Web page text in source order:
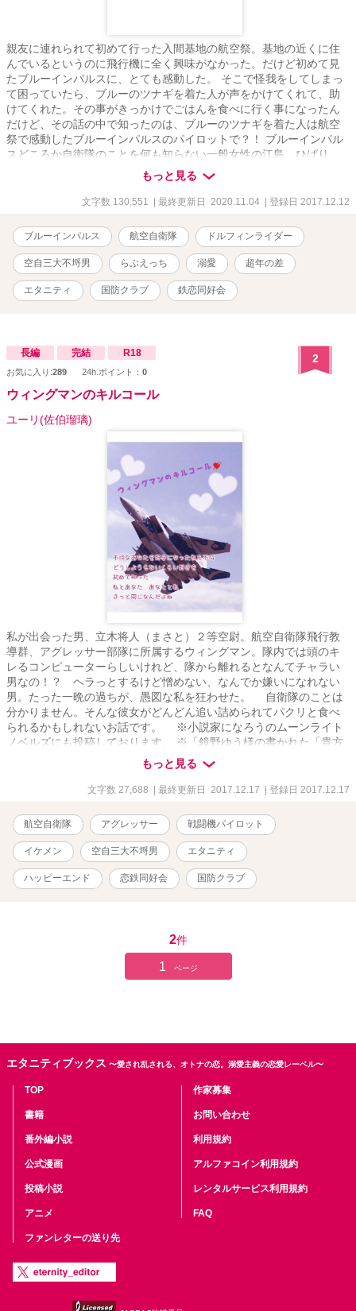
親友に連れられて初めて行った入間基地の航空祭。基地の近くに住
んでいるというのに飛行機に全く興味がなかった。だけど初めて見
たブルーインパルスに、とても感動した。 そこで怪我をしてしまっ
て困っていたら、ブルーのツナギを着た人が声をかけてくれて、助
けてくれた。その事がきっかけでごはんを食べに行く事になったん
だけど、その話の中で知ったのは、ブルーのツナギを着た人は航空
祭で感動したブルーインパルスのパイロットで？！ ブルーインパル
スどころか自衛隊のことを何も知らない一般女性の江島 ひばり
と、ブルーインパルスの四番機パイロットである藤田 章吾の物
語。 ★短編であげた『私の彼は○○です』内の『私の彼は、空飛ぶイ
ルカに乗っている』の連載版です。一部設定を変えましたが、内容
はヒーロー視点です。 ★サブタイトルの前に『☆』が付いている話
は最初がヒロイン、途中でヒーロー視点となります。 ★このお話は
コラボ作品です。 小説家になろうで連載している鏡野ゆうさんの
『今日も青空、イルカ日和』
https://www.alphapolis.co.jp/novel/210140744/530154319 と、ムー
ンライトノベルズで連載しているユーリさんの 『アグレッサー部隊
の物語はフィクションです。実在の団体及び登場人物とは一切関係
ありません。
もっと見る
文字数 130,551 | 最終更新日 2020.11.04 | 登録日 2017.12.12
ブルーインパルス 航空自衛隊 ドルフィンライダー
空自三大不埒男 らぶえっち 溺愛 超年の差
エタニティ 国防クラブ 鉄恋同好会
長編 完結 R18
お気に入り:289 24h.ポイント： 0
2
ウィングマンのキルコール
ユーリ(佐伯瑠璃)
私が出会った男、立木将人（まさと）２等空尉。航空自衛隊飛行教
導群、アグレッサー部隊に所属するウィングマン。隊内では頭のキ
レるコンピューターらしいけれど、隊から離れるとなんてチャラい
男なの！？ ヘラっとするけど憎めない、なんでか嫌いになれない
男。たった一晩の過ちが、愚図な私を狂わせた。 自衛隊のことは
分かりません。そんな彼女がどんどん追い詰められてパクリと食べ
られるかもしれないお話です。 ※小説家になろうのムーンライト
ノベルズにも投稿しております。 ※「鏡野ゆう様の書かれた「貴方
は翼を失くさない」に登場しました、スマイリーこと但馬さんが立
木将人の相棒という設定になっております。ご登場許可をいただい
ております。 もちろん、全てフィクションです。
もっと見る
文字数 27,688 | 最終更新日 2017.12.17 | 登録日 2017.12.17
航空自衛隊 アグレッサー 戦闘機パイロット
イケメン 空自三大不埒男 エタニティ
ハッピーエンド 恋鉄同好会 国防クラブ
2件
1 ページ
エタニティブックス 〜愛され乱される、オトナの恋。溺愛主義の恋愛レーベル〜
TOP
書籍
番外編小説
公式漫画
投稿小説
アニメ
ファンレターの送り先
作家募集
お問い合わせ
利用規約
アルファコイン利用規約
レンタルサービス利用規約
FAQ